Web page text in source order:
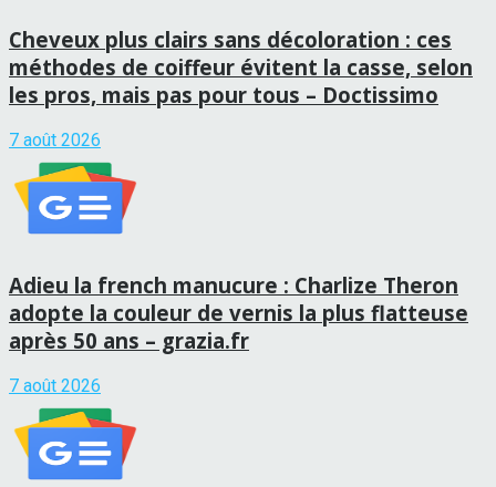
Cheveux plus clairs sans décoloration : ces
méthodes de coiffeur évitent la casse, selon
les pros, mais pas pour tous – Doctissimo
7 août 2026
Adieu la french manucure : Charlize Theron
adopte la couleur de vernis la plus flatteuse
après 50 ans – grazia.fr
7 août 2026